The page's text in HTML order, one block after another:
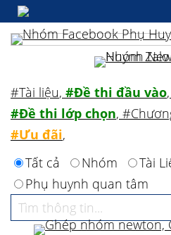
#Tài liệu, #Đề thi đầu vào,
#Đề thi lớp chọn,
#Ưu đãi,
Tất cả
Nhóm
Tài
Phụ huynh quan tâm